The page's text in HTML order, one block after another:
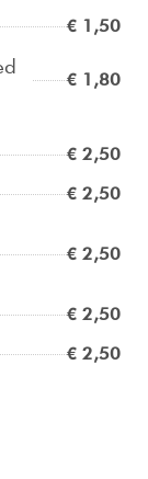
€ 1,50
€ 1,80
€ 2,50
€ 2,50
€ 2,50
€ 2,50
€ 2,50